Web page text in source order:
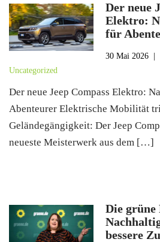
Der neue
Elektro:
für
30 Mai 2026 |
Uncategorized
Der neue Jeep Compass Elektro:
Abenteurer Elektrische Mobilität
Geländegängigkeit: Der Jeep
neueste Meisterwerk aus dem […]
Die grüne
bessere